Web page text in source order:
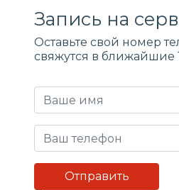
Запись на
Оставьте свой номер
свяжутся в ближайшие